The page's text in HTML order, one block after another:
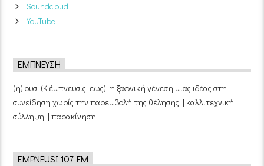
Soundcloud
YouTube
ΈΜΠΝΕΥΣΗ
(η) ουσ. (Κ έμπνευσις, εως): η ξαφνική γένεση μιας ιδέας στη
συνείδηση χωρίς την παρεμβολή της θέλησης | καλλιτεχνική
σύλληψη | παρακίνηση
EMPNEUSI 107 FM